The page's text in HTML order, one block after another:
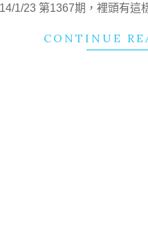
1/23 第1367期，裡頭有這
CONTINUE